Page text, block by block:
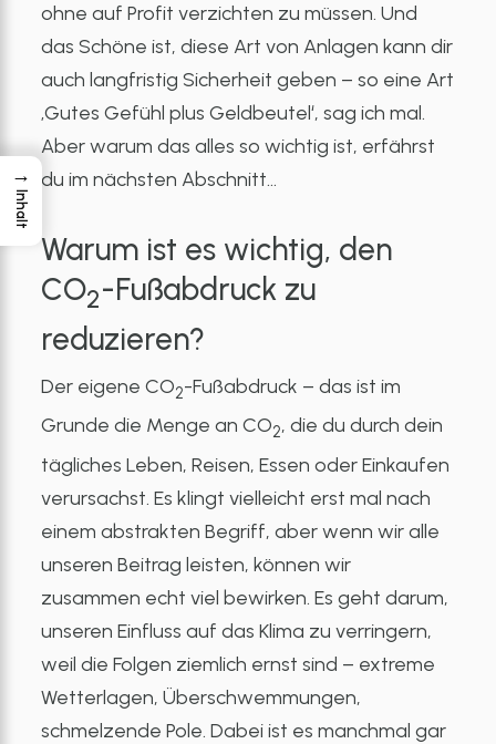
ohne auf Profit verzichten zu müssen. Und
das Schöne ist, diese Art von Anlagen kann dir
auch langfristig Sicherheit geben – so eine Art
‚Gutes Gefühl plus Geldbeutel‘, sag ich mal.
Aber warum das alles so wichtig ist, erfährst
du im nächsten Abschnitt…
Warum ist es wichtig, den
CO2-Fußabdruck zu
reduzieren?
Der eigene CO2-Fußabdruck – das ist im
Grunde die Menge an CO2, die du durch dein
tägliches Leben, Reisen, Essen oder Einkaufen
verursachst. Es klingt vielleicht erst mal nach
einem abstrakten Begriff, aber wenn wir alle
unseren Beitrag leisten, können wir
zusammen echt viel bewirken. Es geht darum,
unseren Einfluss auf das Klima zu verringern,
weil die Folgen ziemlich ernst sind – extreme
Wetterlagen, Überschwemmungen,
schmelzende Pole. Dabei ist es manchmal gar
→
Inhalt